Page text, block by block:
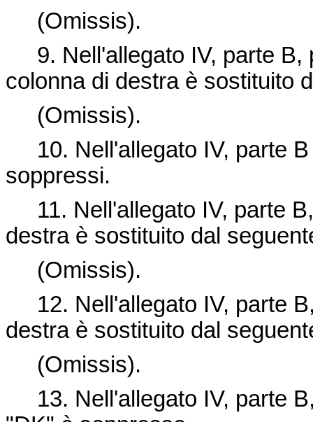
(Omissis).
9. Nell'allegato IV, parte B,
colonna di destra è sostituito
(Omissis).
10. Nell'allegato IV, parte B
soppressi.
11. Nell'allegato IV, parte
destra è sostituito dal
(Omissis).
12. Nell'allegato IV, parte
destra è sostituito dal
(Omissis).
13. Nell'allegato IV, parte